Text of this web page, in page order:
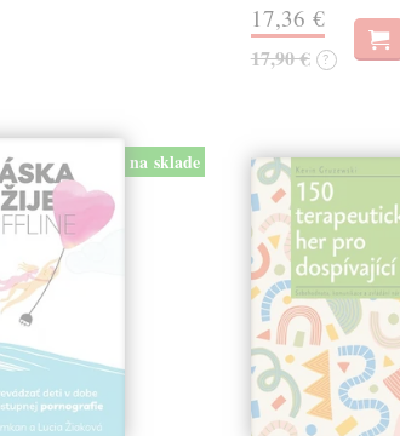
17,36 €
17,90 € ?
na sklade